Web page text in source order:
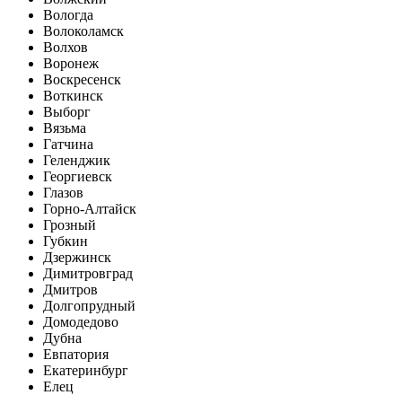
Вологда
Волоколамск
Волхов
Воронеж
Воскресенск
Воткинск
Выборг
Вязьма
Гатчина
Геленджик
Георгиевск
Глазов
Горно-Алтайск
Грозный
Губкин
Дзержинск
Димитровград
Дмитров
Долгопрудный
Домодедово
Дубна
Евпатория
Екатеринбург
Елец